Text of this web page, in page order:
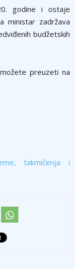
godine i ostaje
ministar zadržava
budžetskih
preuzeti na
takmičenja i